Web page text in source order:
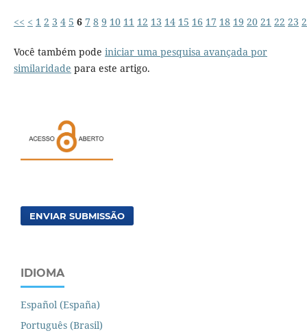
<< < 1 2 3 4 5 6 7 8 9 10 11 12 13 14 15 16 17 18 19 20 21 22 23
Você também pode iniciar uma pesquisa avançada por
similaridade para este artigo.
ENVIAR SUBMISSÃO
IDIOMA
Español (España)
Português (Brasil)